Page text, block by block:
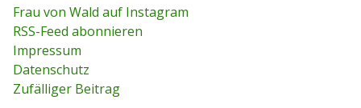
h
f
o
r
:
Frau von Wald auf Instagram
RSS-Feed abonnieren
Impressum
Datenschutz
Zufälliger Beitrag